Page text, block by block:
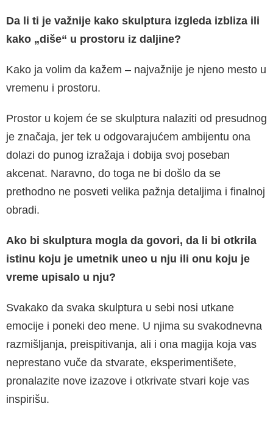
Da li ti je važnije kako skulptura izgleda izbliza ili
kako „diše“ u prostoru iz daljine?
Kako ja volim da kažem – najvažnije je njeno mesto u
vremenu i prostoru.
Prostor u kojem će se skulptura nalaziti od presudnog
je značaja, jer tek u odgovarajućem ambijentu ona
dolazi do punog izražaja i dobija svoj poseban
akcenat. Naravno, do toga ne bi došlo da se
prethodno ne posveti velika pažnja detaljima i finalnoj
obradi.
Ako bi skulptura mogla da govori, da li bi otkrila
istinu koju je umetnik uneo u nju ili onu koju je
vreme upisalo u nju?
Svakako da svaka skulptura u sebi nosi utkane
emocije i poneki deo mene. U njima su svakodnevna
razmišljanja, preispitivanja, ali i ona magija koja vas
neprestano vuče da stvarate, eksperimentišete,
pronalazite nove izazove i otkrivate stvari koje vas
inspirišu.